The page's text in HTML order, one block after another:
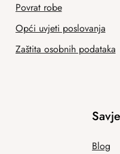
Povrat robe
Opći uvjeti poslovanja
Zaštita osobnih podataka
Blog